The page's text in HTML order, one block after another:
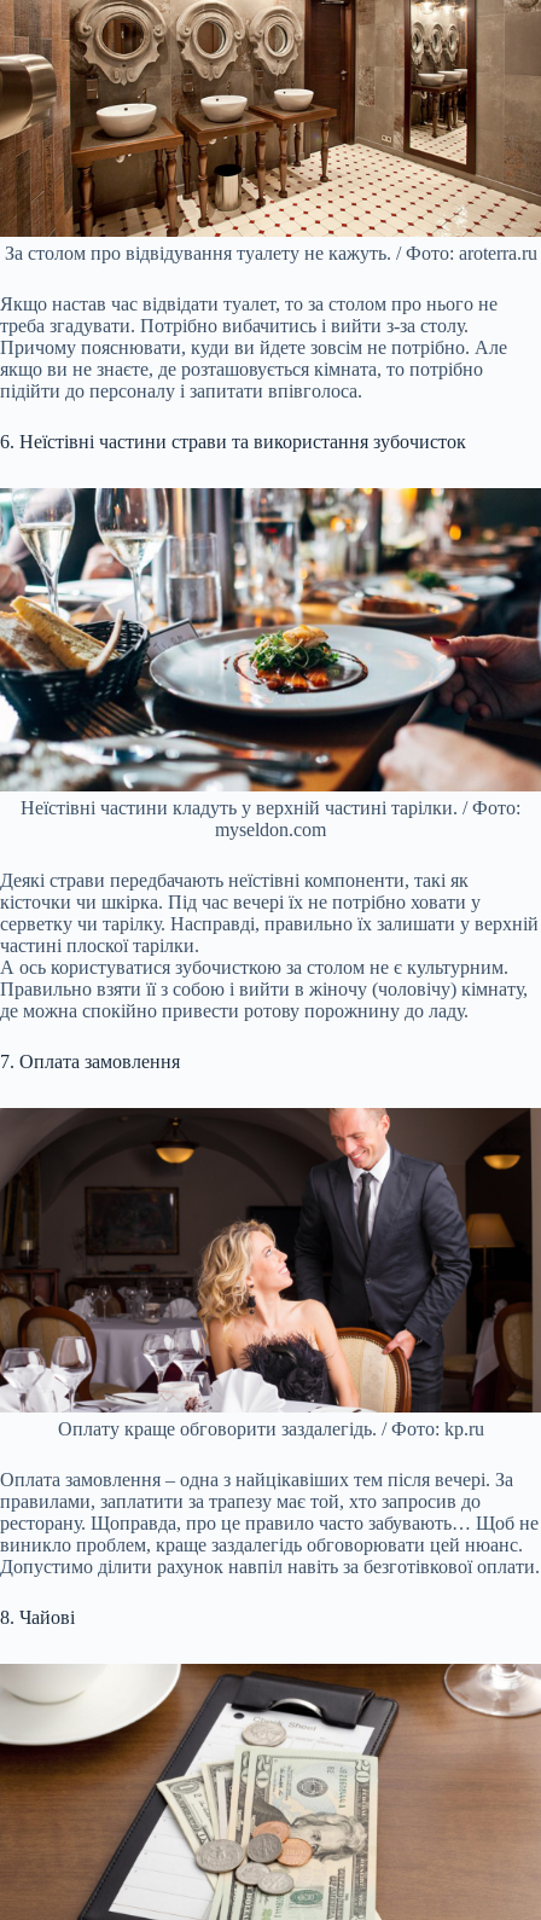
За столом про відвідування туалету не кажуть. / Фото: aroterra.ru
Якщо настав час відвідати туалет, то за столом про нього не
треба згадувати. Потрібно вибачитись і вийти з-за столу.
Причому пояснювати, куди ви йдете зовсім не потрібно. Але
якщо ви не знаєте, де розташовується кімната, то потрібно
підійти до персоналу і запитати впівголоса.
6. Неїстівні частини страви та використання зубочисток
Неїстівні частини кладуть у верхній частині тарілки. / Фото:
myseldon.com
Деякі страви передбачають неїстівні компоненти, такі як
кісточки чи шкірка. Під час вечері їх не потрібно ховати у
серветку чи тарілку. Насправді, правильно їх залишати у верхній
частині плоскої тарілки.
А ось користуватися зубочисткою за столом не є культурним.
Правильно взяти її з собою і вийти в жіночу (чоловічу) кімнату,
де можна спокійно привести ротову порожнину до ладу.
7. Оплата замовлення
Оплату краще обговорити заздалегідь. / Фото: kp.ru
Оплата замовлення – одна з найцікавіших тем після вечері. За
правилами, заплатити за трапезу має той, хто запросив до
ресторану. Щоправда, про це правило часто забувають… Щоб не
виникло проблем, краще заздалегідь обговорювати цей нюанс.
Допустимо ділити рахунок навпіл навіть за безготівкової оплати.
8. Чайові